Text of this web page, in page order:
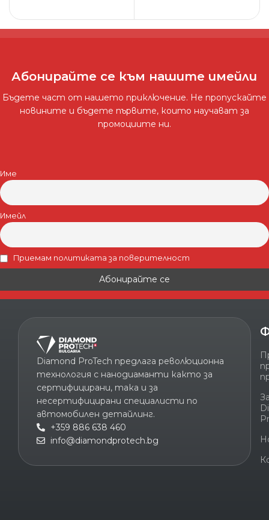
Абонирайте се към нашите имейли
Бъдете част от нашето приключение. Не пропускайте
новините и бъдете първите, които научават за
промоциите ни.
Име
Имейл
Приемам политиката за поверителност
Diamond ProTech предлага революционна
технология с нанодиаманти както за
сертифицирани, така и за
несертифицирани специалисти по
автомобилен детайлинг.
+359 886 638 460
info@diamondprotech.bg